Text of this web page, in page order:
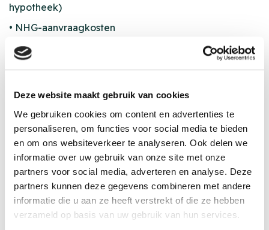
Deze website maakt gebruik van cookies
We gebruiken cookies om content en advertenties te
personaliseren, om functies voor social media te bieden
en om ons websiteverkeer te analyseren. Ook delen we
informatie over uw gebruik van onze site met onze
partners voor social media, adverteren en analyse. Deze
partners kunnen deze gegevens combineren met andere
informatie die u aan ze heeft verstrekt of die ze hebben
verzameld op basis van uw gebruik van hun services.
hypotheek)
• NHG-aanvraagkosten
Bij Rivez-Zuiderhuis helpen we je graag
met persoonlijk advies!
Het kopen van een woning is een spannende stap. Niet
iedereen is zich bewust van de bijkomende kosten als
het gaat om een koopwoning. Wij zorgen ervoor dat jij
goed voorbereid bent en geen onverwachte
verrassingen tegenkomt. Heb je nog meer vragen
over kosten die je kunt verwachten of welke opties er
voor jou zijn? Laat je gegevens achter en wij nemen
contact met je op. Onze adviseurs helpen je graag met
persoonlijk advies.